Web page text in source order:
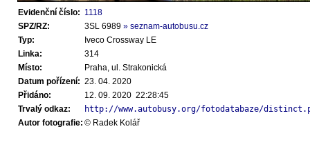
Evidenční číslo: 1118
SPZ/RZ:
3SL 6989 » seznam-autobusu.cz
Typ:
Iveco Crossway LE
Linka:
314
Místo:
Praha, ul. Strakonická
Datum pořízení: 23. 04. 2020
Přidáno:
12. 09. 2020 22:28:45
Trvalý odkaz:
http://www.autobusy.org/fotodatabaze/
Autor fotografie: © Radek Kolář